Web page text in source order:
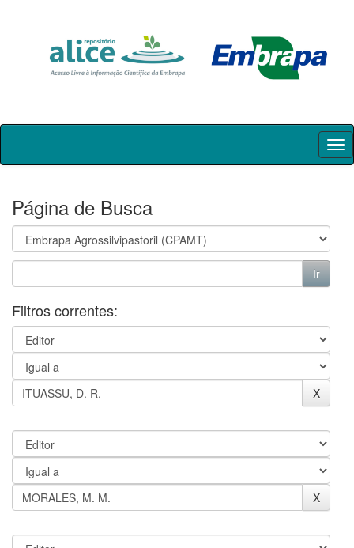
Skip
Página de Busca
Filtros correntes: